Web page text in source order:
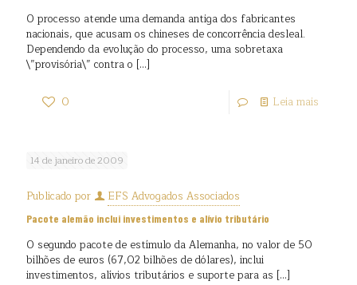
O processo atende uma demanda antiga dos fabricantes
nacionais, que acusam os chineses de concorrência desleal.
Dependendo da evolução do processo, uma sobretaxa
\”provisória\” contra o […]
0 Leia mais
14 de janeiro de 2009
Publicado por EFS Advogados Associados
Pacote alemão inclui investimentos e alívio tributário
O segundo pacote de estímulo da Alemanha, no valor de 50
bilhões de euros (67,02 bilhões de dólares), inclui
investimentos, alívios tributários e suporte para as […]